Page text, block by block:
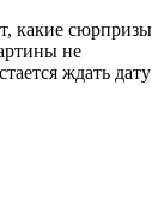
какие сюрпризы
не
ждать дату